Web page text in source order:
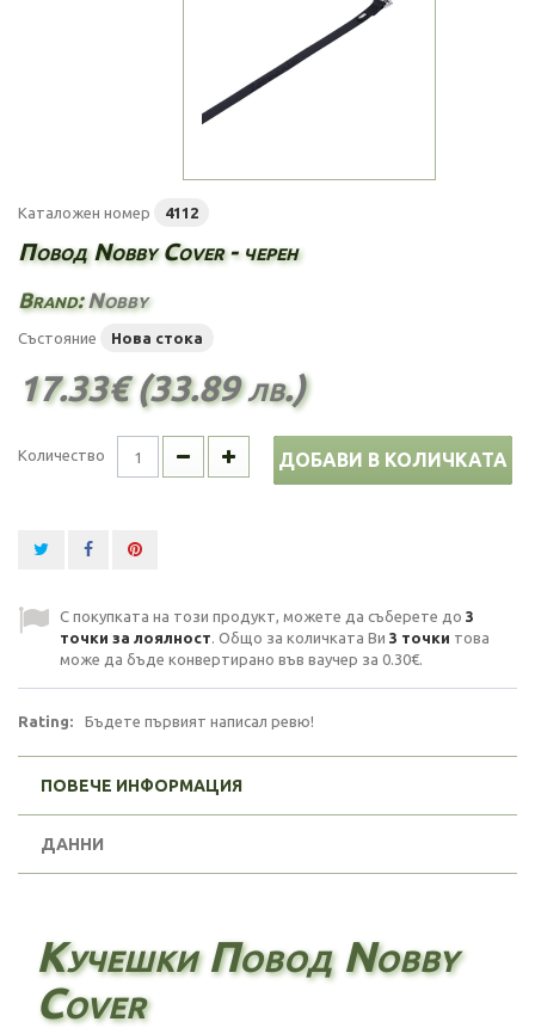
Каталожен номер 4112
Повод Nobby Cover - черен
Brand:Nobby
Състояние Нова стока
17.33€ (33.89 лв.)
Количество ДОБАВИ В КОЛИЧКАТА
С покупката на този продукт, можете да съберете до 3
точки за лоялност. Общо за количката Ви 3 точки това
може да бъде конвертирано във ваучер за 0.30€.
Rating: Бъдете първият написал ревю!
ПОВЕЧЕ ИНФОРМАЦИЯ
ДАННИ
Кучешки Повод Nobby
Cover